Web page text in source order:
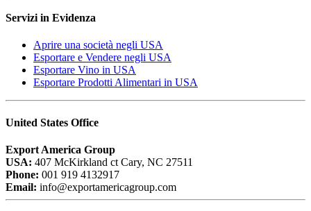
Servizi in Evidenza
Aprire una società negli USA
Esportare e Vendere negli USA
Esportare Vino in USA
Esportare Prodotti Alimentari in USA
United States Office
Export America Group
USA: 407 McKirkland ct Cary, NC 27511
Phone: 001 919 4132917
Email: info@exportamericagroup.com